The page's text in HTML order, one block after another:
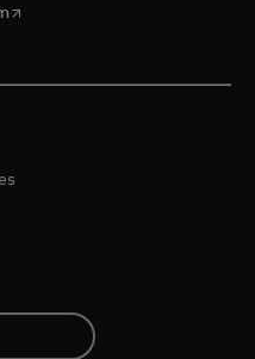
opens in a new tab